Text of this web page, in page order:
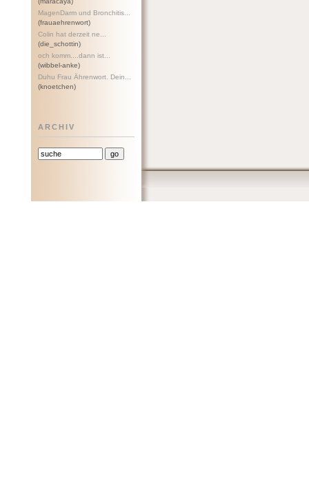
MagenDarm und Bronchitis...
(frauaehrenwort)
Colin hat derzeit ne...
(die_schottin)
och komm....dann ist...
(wibbel-anke)
Duhu Frau Ährenwort. Dein...
(knoetchen)
ARCHIV